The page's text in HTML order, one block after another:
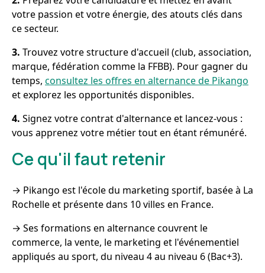
votre passion et votre énergie, des atouts clés dans
ce secteur.
3. Trouvez votre structure d'accueil (club, association,
marque, fédération comme la FFBB). Pour gagner du
temps, consultez les offres en alternance de Pikango
et explorez les opportunités disponibles.
4. Signez votre contrat d'alternance et lancez-vous :
vous apprenez votre métier tout en étant rémunéré.
Ce qu'il faut retenir
→ Pikango est l'école du marketing sportif, basée à La
Rochelle et présente dans 10 villes en France.
→ Ses formations en alternance couvrent le
commerce, la vente, le marketing et l'événementiel
appliqués au sport, du niveau 4 au niveau 6 (Bac+3).